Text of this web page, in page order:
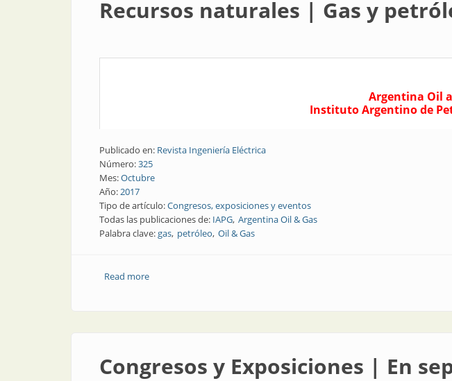
Recursos naturales | Gas y
Argentina Oil
Instituto Argentino de
Publicado en: Revista Ingeniería Eléctrica
Número:325
Mes:Octubre
Año:2017
Tipo de artículo:Congresos, exposiciones y eventos
Todas las publicaciones de: IAPG Argentina Oil & Gas
Palabra clave:gas petróleo Oil & Gas
Read moreabout Recursos naturales | Gas y petróleo tuvieron su evento
Congresos y Exposiciones | En